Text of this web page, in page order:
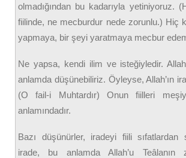
olmadığından bu kadarıyla yetiniyoruz.
fiilinde, ne mecburdur nede zorunlu.) Hiç
yapmaya, bir şeyi yaratmaya mecbur
Ne yapsa, kendi ilim ve isteğiyledir.
anlamda düşünebiliriz. Öyleyse, Allah’ın
(O fail-i Muhtardır) Onun fiilleri
anlamındadır.
Bazı düşünürler, iradeyi fiili sıfatlardan
irade, bu anlamda Allah’u